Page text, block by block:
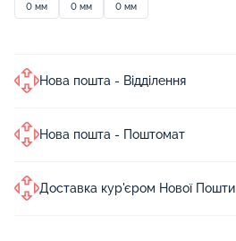
0 мм 0 мм 0 мм
Нова пошта - Відділення
Нова пошта - Поштомат
Доставка кур'єром Нової Пошти